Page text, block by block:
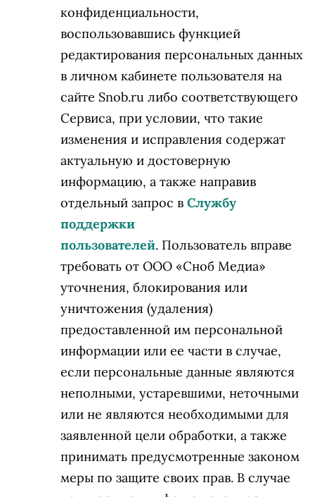
конфиденциальности,
воспользовавшись функцией
редактирования персональных данных
в личном кабинете пользователя на
сайте Snob.ru либо соответствующего
Сервиса, при условии, что такие
изменения и исправления содержат
актуальную и достоверную
информацию, а также направив
отдельный запрос в Службу
поддержки
пользователей. Пользователь вправе
требовать от ООО «Сноб Медиа»
уточнения, блокирования или
уничтожения (удаления)
предоставленной им персональной
информации или ее части в случае,
если персональные данные являются
неполными, устаревшими, неточными
или не являются необходимыми для
заявленной цели обработки, а также
принимать предусмотренные законом
меры по защите своих прав. В случае